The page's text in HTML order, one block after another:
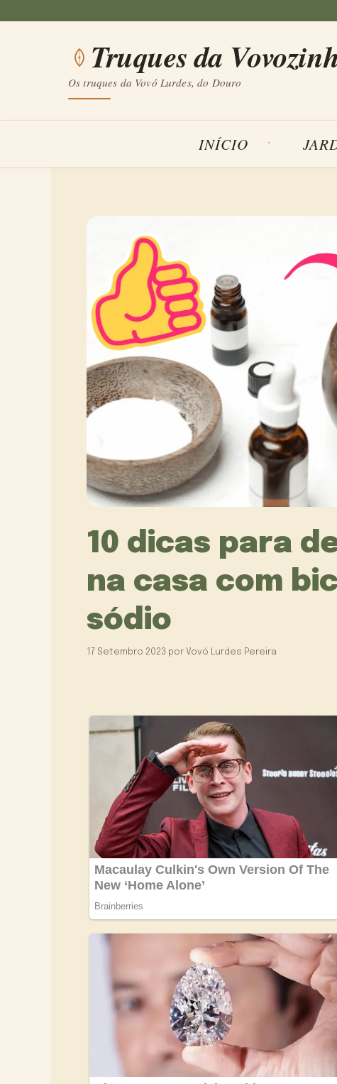
conteúdo
Truques da
Os truques da Vovó Lurdes, do Douro
INÍCIO
10 dicas para
na casa com
sódio
17 Setembro 2023 por Vovó Lurdes Pereira